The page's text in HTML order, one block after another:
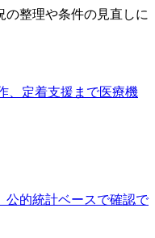
の整理や条件の見直しに
、定着支援まで医療機
公的統計ベースで確認で